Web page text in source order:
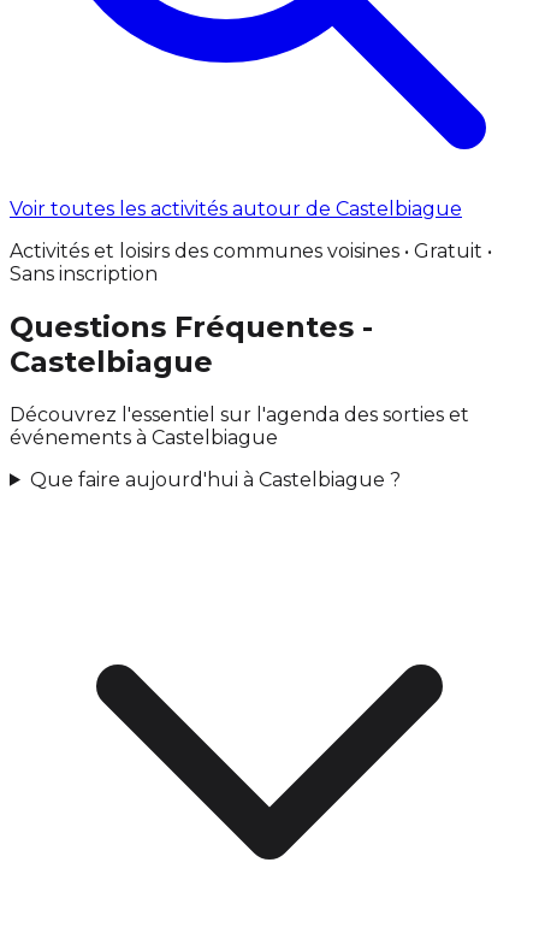
Voir toutes les activités autour de Castelbiague
Activités et loisirs des communes voisines • Gratuit •
Sans inscription
Questions Fréquentes -
Castelbiague
Découvrez l'essentiel sur l'agenda des sorties et
événements à Castelbiague
Que faire aujourd'hui à Castelbiague ?